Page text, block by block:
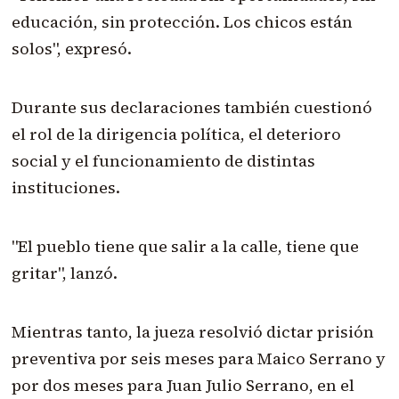
educación, sin protección. Los chicos están
solos", expresó.
Durante sus declaraciones también cuestionó
el rol de la dirigencia política, el deterioro
social y el funcionamiento de distintas
instituciones.
"El pueblo tiene que salir a la calle, tiene que
gritar", lanzó.
Mientras tanto, la jueza resolvió dictar prisión
preventiva por seis meses para Maico Serrano y
por dos meses para Juan Julio Serrano, en el